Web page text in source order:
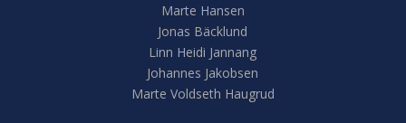
Marte Hansen
Jonas Bäcklund
Linn Heidi Jannang
Johannes Jakobsen
Marte Voldseth Haugrud